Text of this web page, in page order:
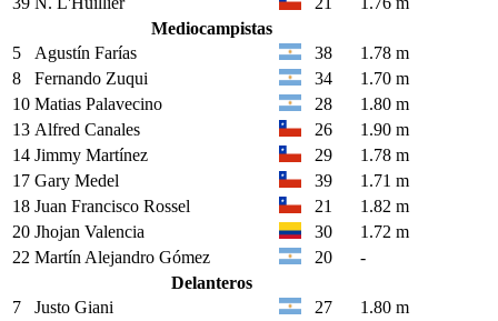
Mediocampistas
5
Agustín Farías 38
1.78 m
8
Fernando Zuqui 34
1.70 m
10 Matias Palavecino 28
1.80 m
13 Alfred Canales 26
1.90 m
14 Jimmy Martínez 29
1.78 m
17 Gary Medel 39
1.71 m
18 Juan Francisco Rossel 21
1.82 m
20 Jhojan Valencia 30
1.72 m
22 Martín Alejandro Gómez 20
-
Delanteros
7
Justo Giani 27
1.80 m